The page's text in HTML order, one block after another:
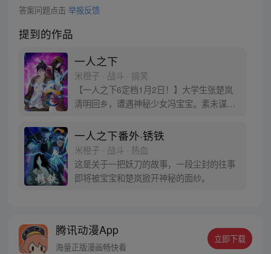
答案问题点击 举报反馈
提到的作品
一人之下
米橙子 · 战斗 · 搞笑
【一人之下6定档1月2日！】大学生张楚岚
清明回乡，遭遇神秘少女冯宝宝。素未谋面
自己打工的快递公司。为了帮冯宝宝寻找她
的身世，也为了查清自己与爷爷身上的秘
密，张楚岚的生活被彻底颠覆，与冯宝宝一
同踏上“异人”之旅。
一人之下番外·锈铁
米橙子 · 战斗 · 热血
这是关于一把妖刀的故事，一段尘封的往事
即将被宝宝和楚岚掀开神秘的面纱。
腾讯动漫App
海量正版漫画畅快看
立即下载